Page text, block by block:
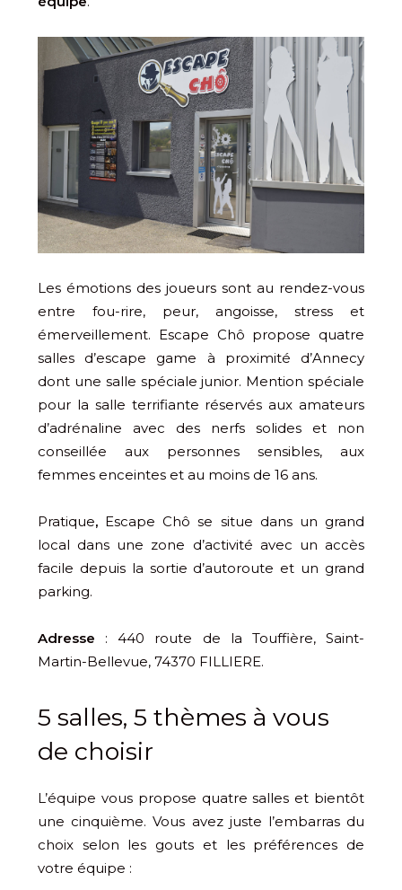
Les émotions des joueurs sont au rendez-vous
entre fou-rire, peur, angoisse, stress et
émerveillement. Escape Chô propose quatre
salles d’escape game à proximité d’Annecy
dont une salle spéciale junior. Mention spéciale
pour la salle terrifiante réservés aux amateurs
d’adrénaline avec des nerfs solides et non
conseillée aux personnes sensibles, aux
femmes enceintes et au moins de 16 ans.
Pratique, Escape Chô se situe dans un grand
local dans une zone d’activité avec un accès
facile depuis la sortie d’autoroute et un grand
parking.
Adresse : 440 route de la Touffière, Saint-
Martin-Bellevue, 74370 FILLIERE.
5 salles, 5 thèmes à vous
de choisir
L’équipe vous propose quatre salles et bientôt
une cinquième. Vous avez juste l’embarras du
choix selon les gouts et les préférences de
votre équipe :